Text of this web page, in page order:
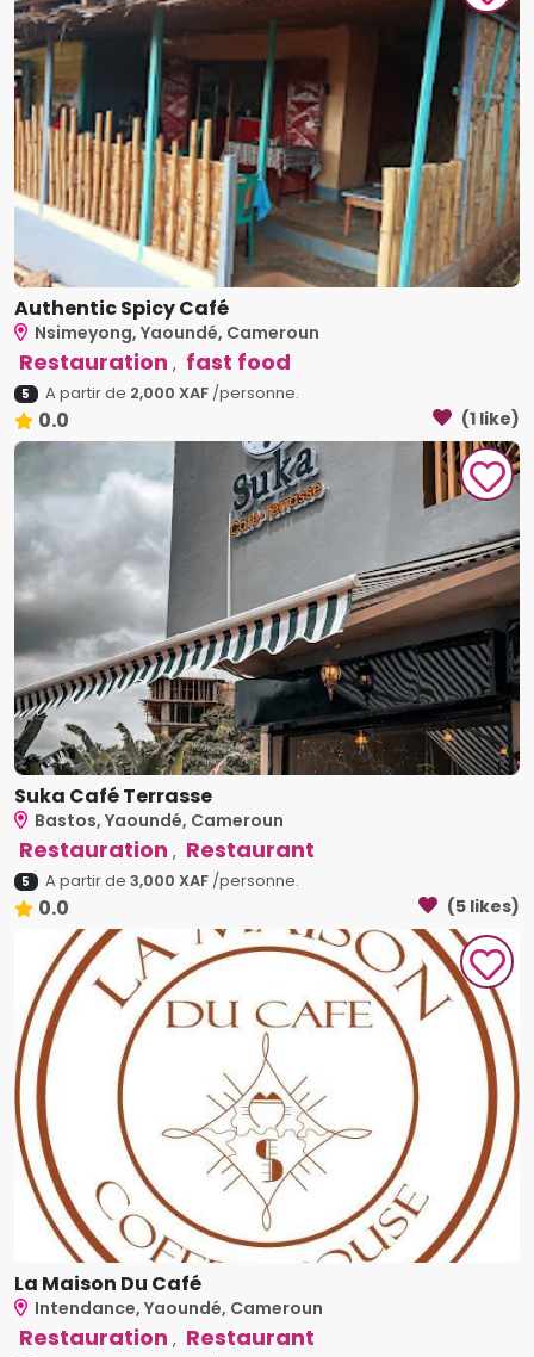
Authentic Spicy Café
Nsimeyong, Yaoundé, Cameroun
Restauration , fast food
5 A partir de 2,000 XAF/personne.
0.0 (1 like)
Suka Café Terrasse
Bastos, Yaoundé, Cameroun
Restauration , Restaurant
5 A partir de 3,000 XAF/personne.
0.0 (5 likes)
La Maison Du Café
Intendance, Yaoundé, Cameroun
Restauration , Restaurant